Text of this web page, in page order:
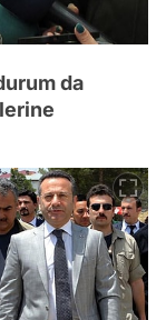
da